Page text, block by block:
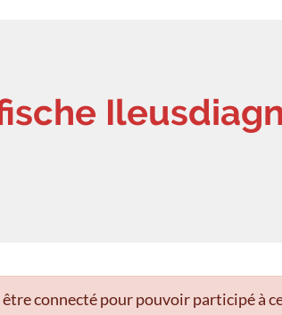
être connecté pour pouvoir participé à